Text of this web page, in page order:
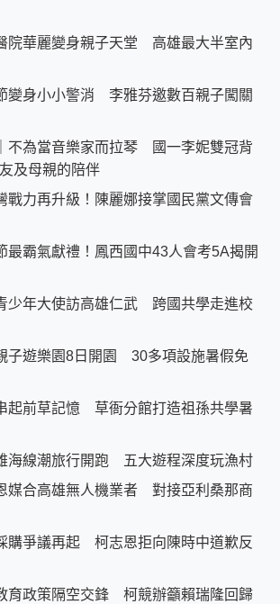
院華麗變身親子天堂 高雄最大半室內
變身小小警消 李雅芬邀數百親子闖關
不為當音樂家而拉琴 國一李妮雙冠背
及母親的陪伴
戰力再升級！陳麗娜接掌國民黨文傳會
最霸氣獻禮！鳳西國中43人會考5A揭開
少年大使訪高雄仁武 跨國共學走進校
子遊樂園8日開園 30多項設施暑假免
起前草記憶 草衙分館打造祖孫共學暑
海線潮旅行開跑 五大遊程深度玩漁村
媒合高雄無人機業者 對接亞利桑那商
購爭議再起 柯志恩拒向陳時中道歉反
育政策隔空交鋒 柯競辦籲賴瑞隆回歸